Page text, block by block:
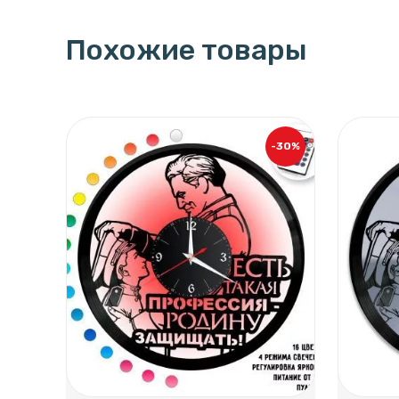
Похожие товары
-30%